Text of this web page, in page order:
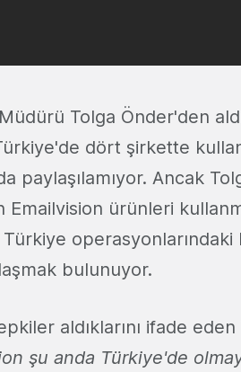
Tolga Önder'den
dört şirkette
paylaşılamıyor. Ancak
Emailvision ürünleri
bulunuyor.
aldıklarını ifade
şu anda Türkiye'de